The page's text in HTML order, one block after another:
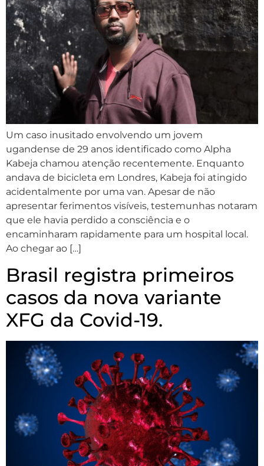
Um caso inusitado envolvendo um jovem
ugandense de 29 anos identificado como Alpha
Kabeja chamou atenção recentemente. Enquanto
andava de bicicleta em Londres, Kabeja foi atingido
acidentalmente por uma van. Apesar de não
apresentar ferimentos visíveis, testemunhas notaram
que ele havia perdido a consciência e o
encaminharam rapidamente para um hospital local.
Ao chegar ao […]
Brasil registra primeiros
casos da nova variante
XFG da Covid-19.